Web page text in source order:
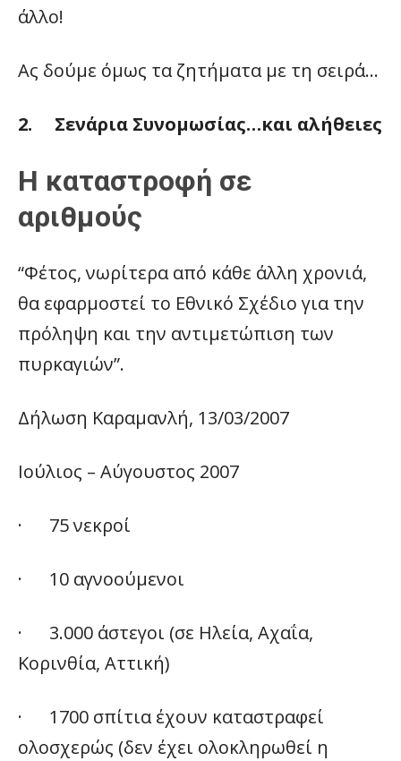
άλλο!
Ας δούμε όμως τα ζητήματα με τη σειρά…
2. Σενάρια Συνομωσίας…και αλήθειες
Η καταστροφή σε
αριθμούς
“Φέτος, νωρίτερα από κάθε άλλη χρονιά,
θα εφαρμοστεί το Εθνικό Σχέδιο για την
πρόληψη και την αντιμετώπιση των
πυρκαγιών”.
Δήλωση Καραμανλή, 13/03/2007
Ιούλιος – Αύγουστος 2007
· 75 νεκροί
· 10 αγνοούμενοι
· 3.000 άστεγοι (σε Ηλεία, Αχαΐα,
Κορινθία, Αττική)
· 1700 σπίτια έχουν καταστραφεί
ολοσχερώς (δεν έχει ολοκληρωθεί η